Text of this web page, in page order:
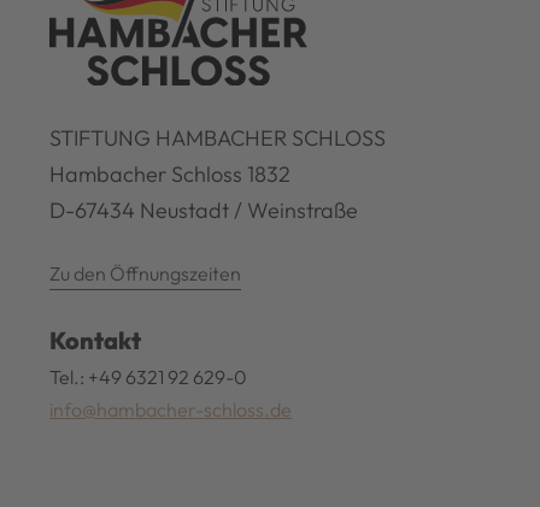
STIFTUNG HAMBACHER SCHLOSS
Hambacher Schloss 1832
D-67434 Neustadt / Weinstraße
Zu den Öffnungszeiten
Kontakt
Tel.: +49 6321 92 629-0
info@hambacher-schloss.de